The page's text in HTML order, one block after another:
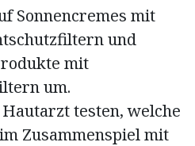
Sonnencremes mit
und
mit
um.
testen, welche
Zusammenspiel mit